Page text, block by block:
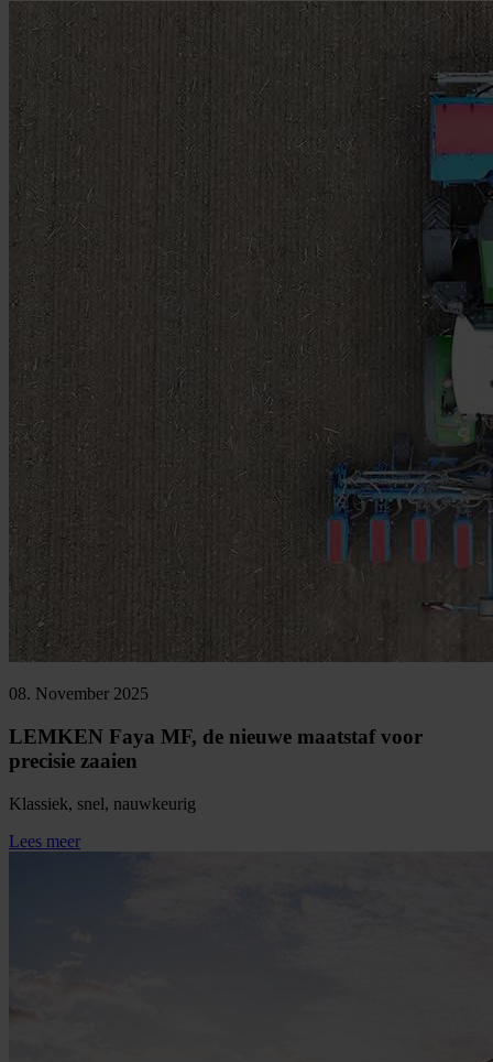
08. November 2025
LEMKEN Faya MF, de nieuwe maatstaf voor
precisie zaaien
Klassiek, snel, nauwkeurig
Lees meer